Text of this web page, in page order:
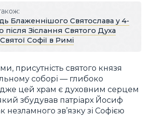
Блаженнішого Святослава у 4-
після Зіслання Святого Духа
Софії в Римі
присутність святого князя
соборі — глибоко
цей храм є духовним серцем
збудував патріарх Йосиф
незламного зв’язку зі Софією